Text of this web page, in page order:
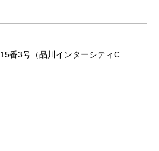
番3号（品川インターシティC